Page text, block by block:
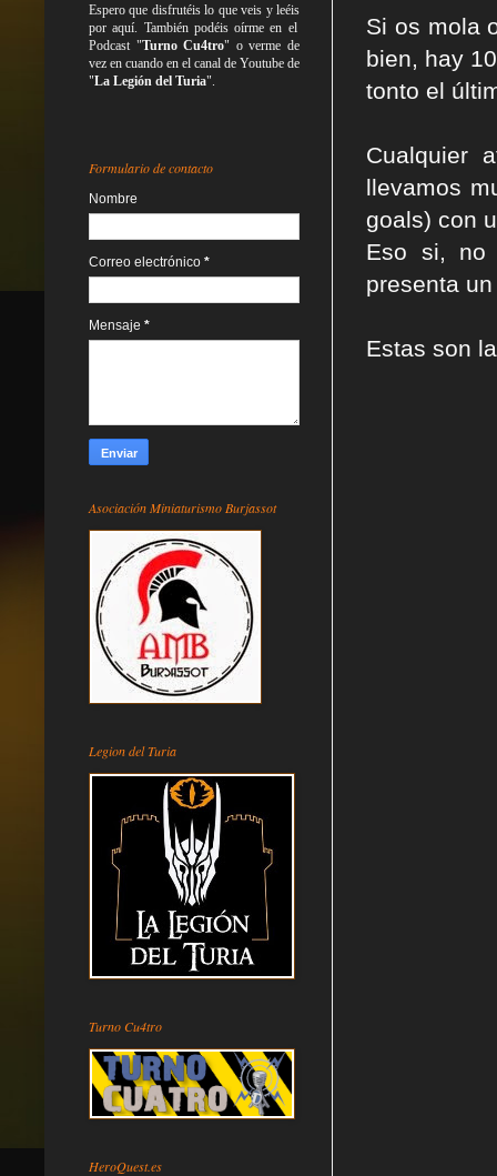
Si os mola
bien, hay
tonto el
Cualquier
llevamos
goals) con
Eso si, no
presenta
Estas son
Espero que disfrutéis lo queveis yleéis
por aquí. También podéis oírme en el
Podcast "Turno Cu4tro" o verme de
vez en cuando en el canal de Youtube de
"La Legión del Turia".
Formulario de contacto
Nombre
Correo electrónico *
Mensaje *
Asociación Miniaturismo Burjassot
Legion del Turia
Turno Cu4tro
HeroQuest.es